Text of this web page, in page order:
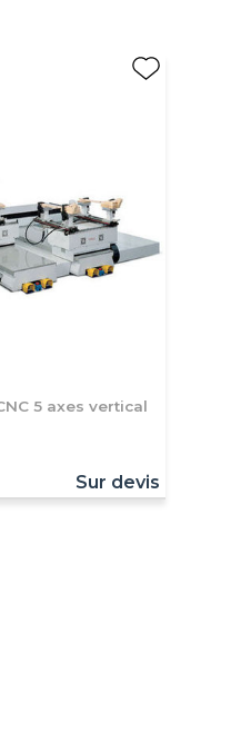
5 axes vertical
Sur devis